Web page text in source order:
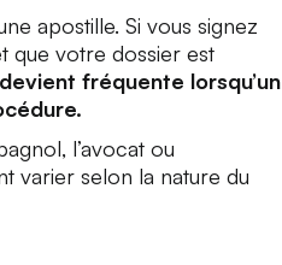
apostille. Si vous signez
que votre dossier est
fréquente lorsqu’un
l’avocat ou
varier selon la nature du